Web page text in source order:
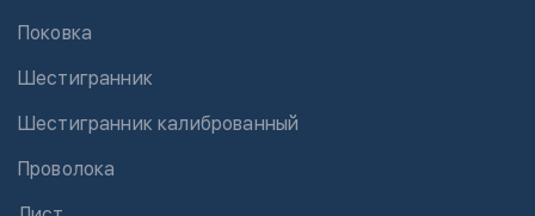
Поковка
Шестигранник
Шестигранник калиброванный
Проволока